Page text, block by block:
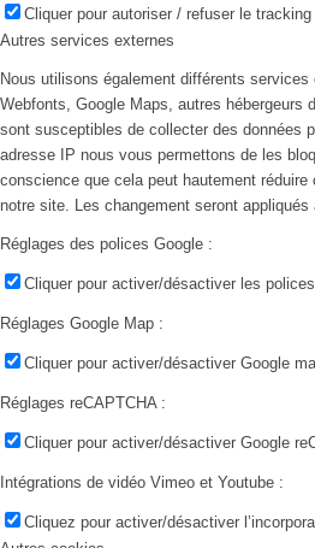
Cliquer pour autoriser / refuser le
Autres services externes
Nous utilisons également différents
Webfonts, Google Maps, autres hébergeurs
sont susceptibles de collecter des données
adresse IP nous vous permettons de les
conscience que cela peut hautement
notre site. Les changement seront
Réglages des polices Google :
Cliquer pour activer/désactiver les
Réglages Google Map :
Cliquer pour activer/désactiver Google
Réglages reCAPTCHA :
Cliquer pour activer/désactiver Google
Intégrations de vidéo Vimeo et Youtube :
Cliquez pour activer/désactiver